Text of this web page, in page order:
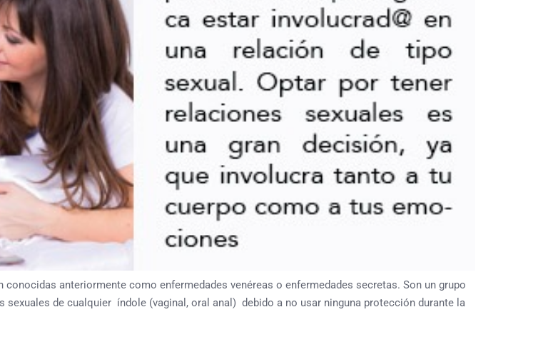
conocidas anteriormente como enfermedades venéreas o enfermedades secretas. Son un grupo
de cualquier índole (vaginal, oral anal) debido a no usar ninguna protección durante la